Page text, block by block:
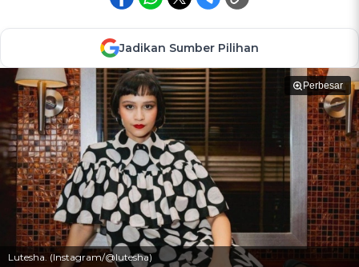
Jadikan Sumber Pilihan
Perbesar
Lutesha. (Instagram/@lutesha)